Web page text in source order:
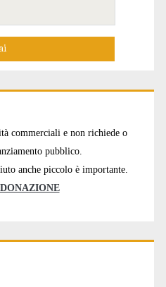
commerciali e non richiede o
pubblico.
anche piccolo è importante.